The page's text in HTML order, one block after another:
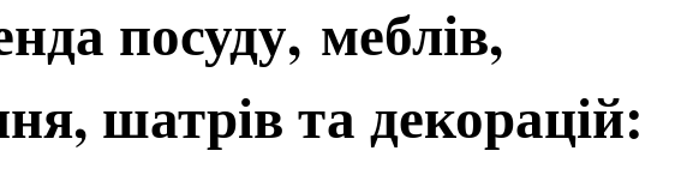
посуду, меблів,
шатрів та декорацій: